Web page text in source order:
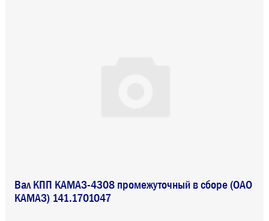
Вал КПП КАМАЗ-4308 промежуточный в сборе (ОАО
КАМАЗ) 141.1701047